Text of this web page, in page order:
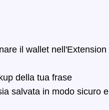
il wallet nell'Extension
della tua frase
salvata in modo sicuro e